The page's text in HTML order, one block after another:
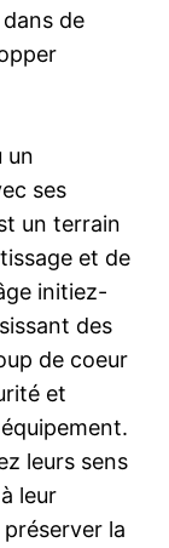
de
un
ses
un terrain
et de
initiez-
des
de coeur
et
leurs sens
leur
la